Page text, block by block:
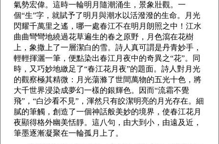
氣勢宏偉。這時一輪明月隨潮涌生，景象壯觀。一
個“生”字，就賦予了明月與潮水以活潑潑的生命。
月光
閃耀千萬里之遙，哪一處春江不在明月朗照之中！江水
曲曲彎彎地繞過花草遍生的春之原野，月色瀉在花樹
上，象撒上了一層潔白的雪。詩人真可謂是丹青妙手，
輕輕揮灑一筆，便點染出春江月夜中的奇異之“花”。同
時，又巧妙地繳足了“春江花月夜”的題面。詩人對月光
的觀察極其精微：月光蕩滌了世間萬物的五光十色，將
大千世界浸染成夢幻一樣的銀輝色。因而“流霜不覺
飛”，“白沙看不見”，渾然只有皎潔明亮的月光存在。細
膩的筆觸，創造了一個神話般美妙的境界，使春江花月
夜顯得格外幽美恬靜。這八句，由大到小，由遠及近，
筆墨逐漸凝聚在一輪孤月上了。